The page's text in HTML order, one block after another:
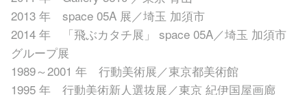
2013 年 space 05A 展／埼玉 加須市
2014 年 「飛ぶカタチ展」 space 05A／埼玉 加須市
グループ展
1989～2001 年 行動美術展／東京都美術館
1995 年 行動美術新人選抜展／東京 紀伊国屋画廊